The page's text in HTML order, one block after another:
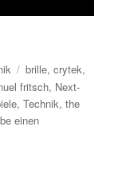
Schlagwörter
brille,crytek,
fritsch, Next-
,Technik,the
einen